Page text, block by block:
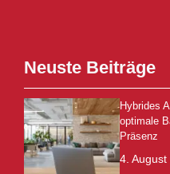
Neuste Beiträge
Hybrides
optimale
Präsenz
4. August